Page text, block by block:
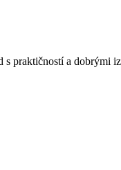
s praktičností a dobrými